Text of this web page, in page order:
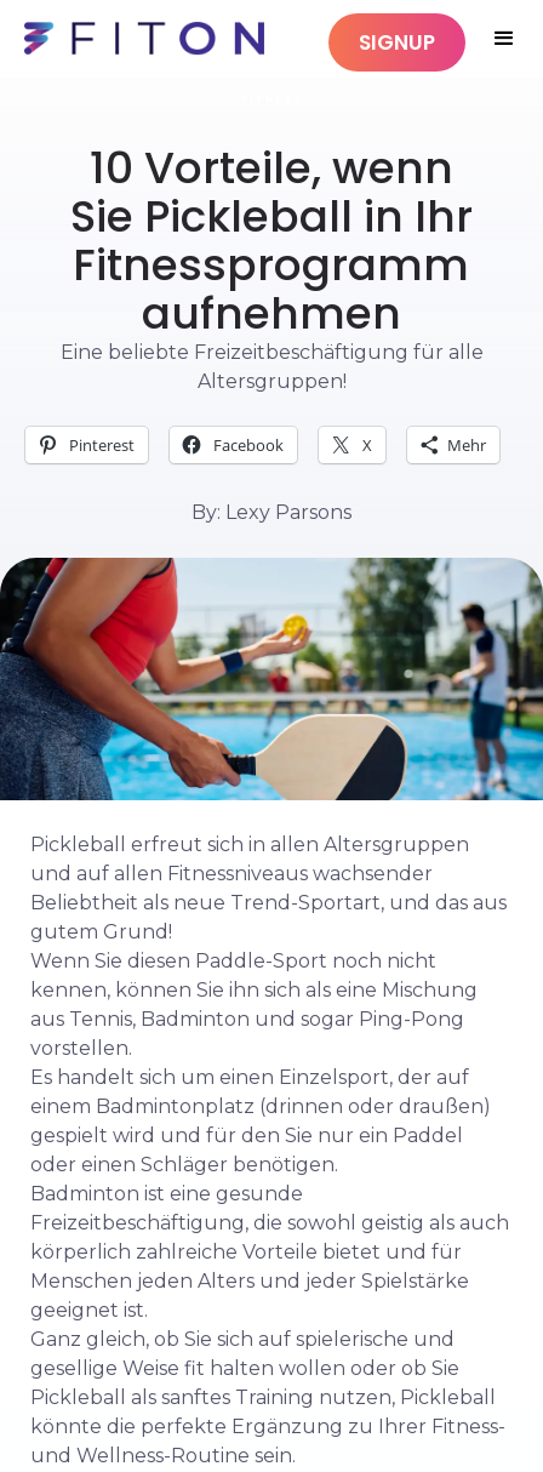
SIGNUP
10 Vorteile, wenn
Sie Pickleball in Ihr
Fitnessprogramm
aufnehmen
Eine beliebte Freizeitbeschäftigung für alle
Altersgruppen!
Pinterest Facebook X Mehr
By: Lexy Parsons
Pickleball erfreut sich in allen Altersgruppen
und auf allen Fitnessniveaus wachsender
Beliebtheit als neue Trend-Sportart, und das aus
gutem Grund!
Wenn Sie diesen Paddle-Sport noch nicht
kennen, können Sie ihn sich als eine Mischung
aus Tennis, Badminton und sogar Ping-Pong
vorstellen.
Es handelt sich um einen Einzelsport, der auf
einem Badmintonplatz (drinnen oder draußen)
gespielt wird und für den Sie nur ein Paddel
oder einen Schläger benötigen.
Badminton ist eine gesunde
Freizeitbeschäftigung, die sowohl geistig als auch
körperlich zahlreiche Vorteile bietet und für
Menschen jeden Alters und jeder Spielstärke
geeignet ist.
Ganz gleich, ob Sie sich auf spielerische und
gesellige Weise fit halten wollen oder ob Sie
Pickleball als sanftes Training nutzen, Pickleball
könnte die perfekte Ergänzung zu Ihrer Fitness-
und Wellness-Routine sein.